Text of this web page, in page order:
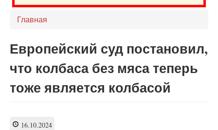
Главная
Европейский суд постановил,
что колбаса без мяса теперь
тоже является колбасой
16.10.2024